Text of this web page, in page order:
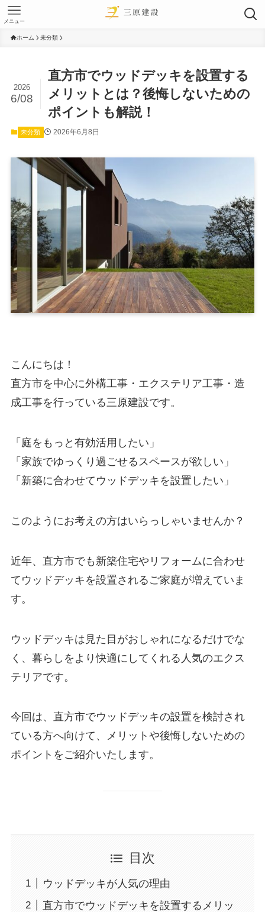
メニュー
ホーム 未分類
直方市でウッドデッキを設置する
メリットとは？後悔しないための
ポイントも解説！
2026
6/08
未分類 2026年6月8日
こんにちは！
直方市を中心に外構工事・エクステリア工事・造
成工事を行っている三原建設です。
「庭をもっと有効活用したい」
「家族でゆっくり過ごせるスペースが欲しい」
「新築に合わせてウッドデッキを設置したい」
このようにお考えの方はいらっしゃいませんか？
近年、直方市でも新築住宅やリフォームに合わせ
てウッドデッキを設置されるご家庭が増えていま
す。
ウッドデッキは見た目がおしゃれになるだけでな
く、暮らしをより快適にしてくれる人気のエクス
テリアです。
今回は、直方市でウッドデッキの設置を検討され
ている方へ向けて、メリットや後悔しないための
ポイントをご紹介いたします。
目次
ウッドデッキが人気の理由
直方市でウッドデッキを設置するメリッ